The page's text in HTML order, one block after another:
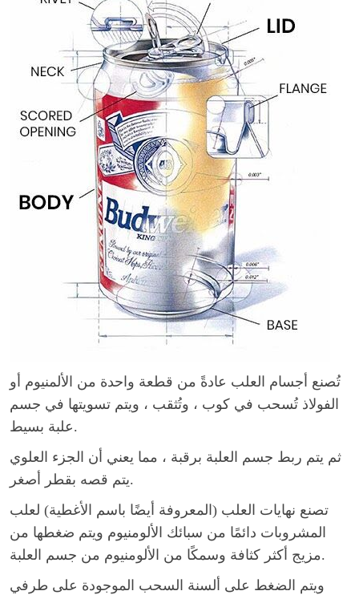
تُصنع أجسام العلب عادةً من قطعة واحدة من الألمنيوم أو
الفولاذ تُسحب في كوب ، وتُثقب ، ويتم تسويتها في جسم
علبة بسيط.
ثم يتم ربط جسم العلبة برقبة ، مما يعني أن الجزء العلوي
يتم قصه بقطر أصغر.
تصنع نهايات العلب (المعروفة أيضًا باسم الأغطية) لعلب
المشروبات دائمًا من سبائك الألومنيوم ويتم ضغطها من
مزيج أكثر كثافة وسمكًا من الألومنيوم من جسم العلبة.
ويتم الضغط على ألسنة السحب الموجودة على طرفي